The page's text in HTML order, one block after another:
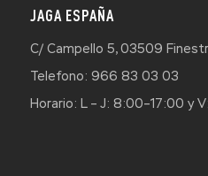
JAGA ESPAÑA
C/ Campello 5, 03509
Telefono: 966 83 03 03
Horario: L – J: 8:00–17:00 y